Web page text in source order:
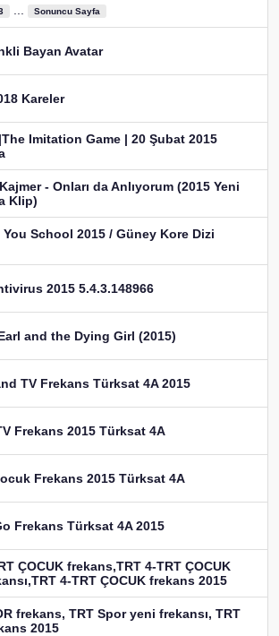
Sonuncu Sayfa
Bayan Avatar
Kareler
Imitation Game | 20 Şubat 2015
- Onları da Anlıyorum (2015 Yeni
Klip)
You School 2015 / Güney Kore Dizi
2015 5.4.3.148966
and the Dying Girl (2015)
TV Frekans Türksat 4A 2015
Frekans 2015 Türksat 4A
Frekans 2015 Türksat 4A
Frekans Türksat 4A 2015
ÇOCUK frekans,TRT 4-TRT ÇOCUK
4-TRT ÇOCUK frekans 2015
frekans, TRT Spor yeni frekansı, TRT
2015